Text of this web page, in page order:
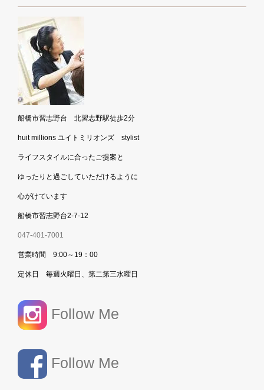
船橋市習志野台 北習志野駅徒歩2分
huit millions ユイトミリオンズ stylist
ライフスタイルに合ったご提案と
ゆったりと過ごしていただけるように
心がけています
船橋市習志野台2-7-12
047-401-7001
営業時間 9:00～19：00
定休日 毎週火曜日、第二第三水曜日
Follow Me
Follow Me